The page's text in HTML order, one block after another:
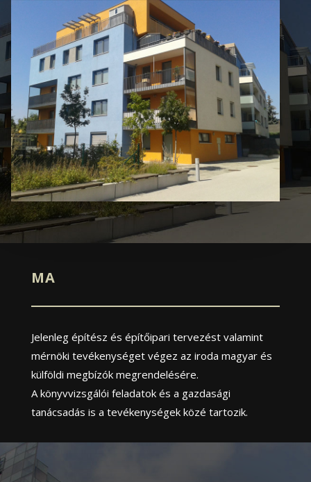
MA
Jelenleg építész és építőipari tervezést valamint
mérnöki tevékenységet végez az iroda magyar és
külföldi megbízók megrendelésére.
A könyvvizsgálói feladatok és a gazdasági
tanácsadás is a tevékenységek közé tartozik.